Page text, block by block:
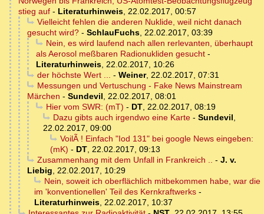
stieg auf - Literaturhinweis, 22.02.2017, 00:57
Vielleicht fehlen die anderen Nuklide, weil nicht danach
gesucht wird? - SchlauFuchs, 22.02.2017, 03:39
Nein, es wird laufend nach allen rerlevanten, überhaupt
als Aerosol meßbaren Radionukliden gesucht -
Literaturhinweis, 22.02.2017, 10:26
der höchste Wert ... - Weiner, 22.02.2017, 07:31
Messungen und Vertuschung - Fake News Mainstream
Märchen - Sundevil, 22.02.2017, 08:01
Hier vom SWR: (mT) - DT, 22.02.2017, 08:19
Dazu gibts auch irgendwo eine Karte- Sundevil,
22.02.2017, 09:00
VoilÃ ! Einfach "Iod 131" bei google News eingeben:
(mK) - DT, 22.02.2017, 09:13
Zusammenhang mit dem Unfall in Frankreich .. - J. v.
Liebig, 22.02.2017, 10:29
Nein, soweit ich oberflächlich mitbekommen habe, war die
im 'konventionellen' Teil des Kernkraftwerks -
Literaturhinweis, 22.02.2017, 10:37